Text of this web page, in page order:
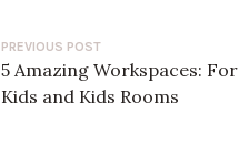
PREVIOUS POST
5 Amazing Workspaces: For
Kids and Kids Rooms